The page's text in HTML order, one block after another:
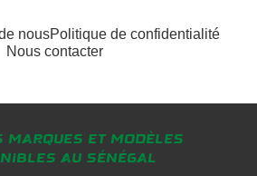
nousPolitique de confidentialité
Nous contacter
marques et modèles
au Sénégal